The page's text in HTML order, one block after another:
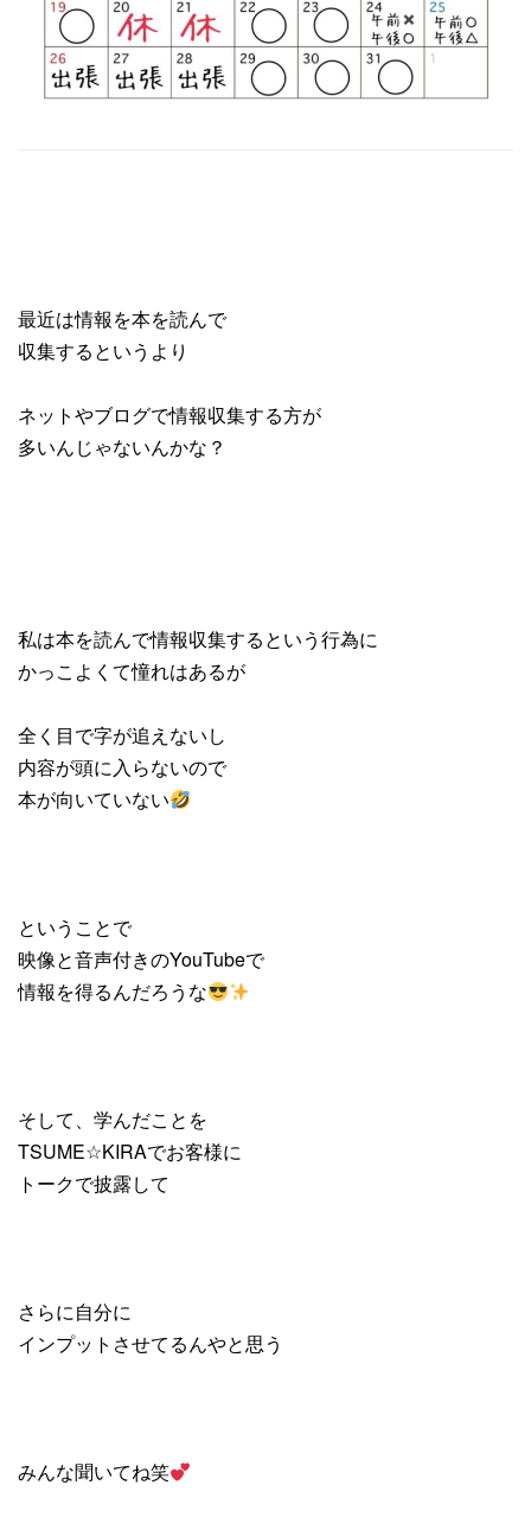
最近は情報を本を読んで
収集するというより
ネットやブログで情報収集する方が
多いんじゃないんかな？
私は本を読んで情報収集するという行為に
かっこよくて憧れはあるが
全く目で字が追えないし
内容が頭に入らないので
本が向いていない
ということで
映像と音声付きのYouTubeで
情報を得るんだろうな
そして、学んだことを
TSUME☆KIRAでお客様に
トークで披露して
さらに自分に
インプットさせてるんやと思う
みんな聞いてね笑